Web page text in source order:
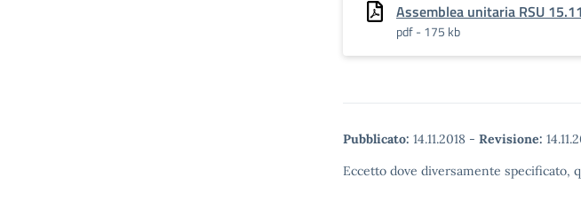
Assemblea unitaria RSU
pdf - 175 kb
Pubblicato: 14.11.2018 - Revisione:
Eccetto dove diversamente specificato,